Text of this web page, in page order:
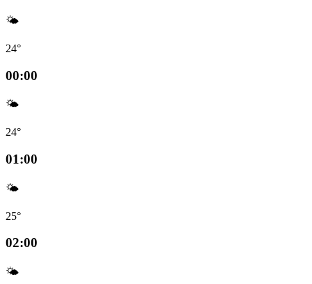
🌤️
24°
00:00
🌤️
24°
01:00
🌤️
25°
02:00
🌤️